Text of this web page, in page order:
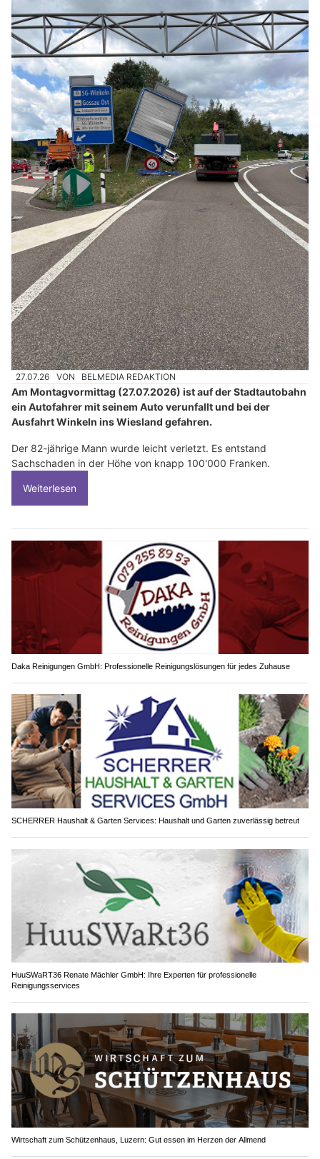
27.07.26 VON BELMEDIA REDAKTION
Am Montagvormittag (27.07.2026) ist auf der Stadtautobahn
ein Autofahrer mit seinem Auto verunfallt und bei der
Ausfahrt Winkeln ins Wiesland gefahren.
Der 82-jährige Mann wurde leicht verletzt. Es entstand
Sachschaden in der Höhe von knapp 100'000 Franken.
Weiterlesen
Daka Reinigungen GmbH: Professionelle Reinigungslösungen für jedes Zuhause
SCHERRER Haushalt & Garten Services: Haushalt und Garten zuverlässig betreut
HuuSWaRT36 Renate Mächler GmbH: Ihre Experten für professionelle
Reinigungsservices
Wirtschaft zum Schützenhaus, Luzern: Gut essen im Herzen der Allmend